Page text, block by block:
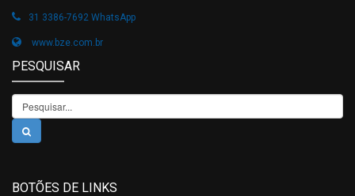
31 3386-7692 WhatsApp
www.bze.com.br
PESQUISAR
Pesquisar...
BOTÕES DE LINKS